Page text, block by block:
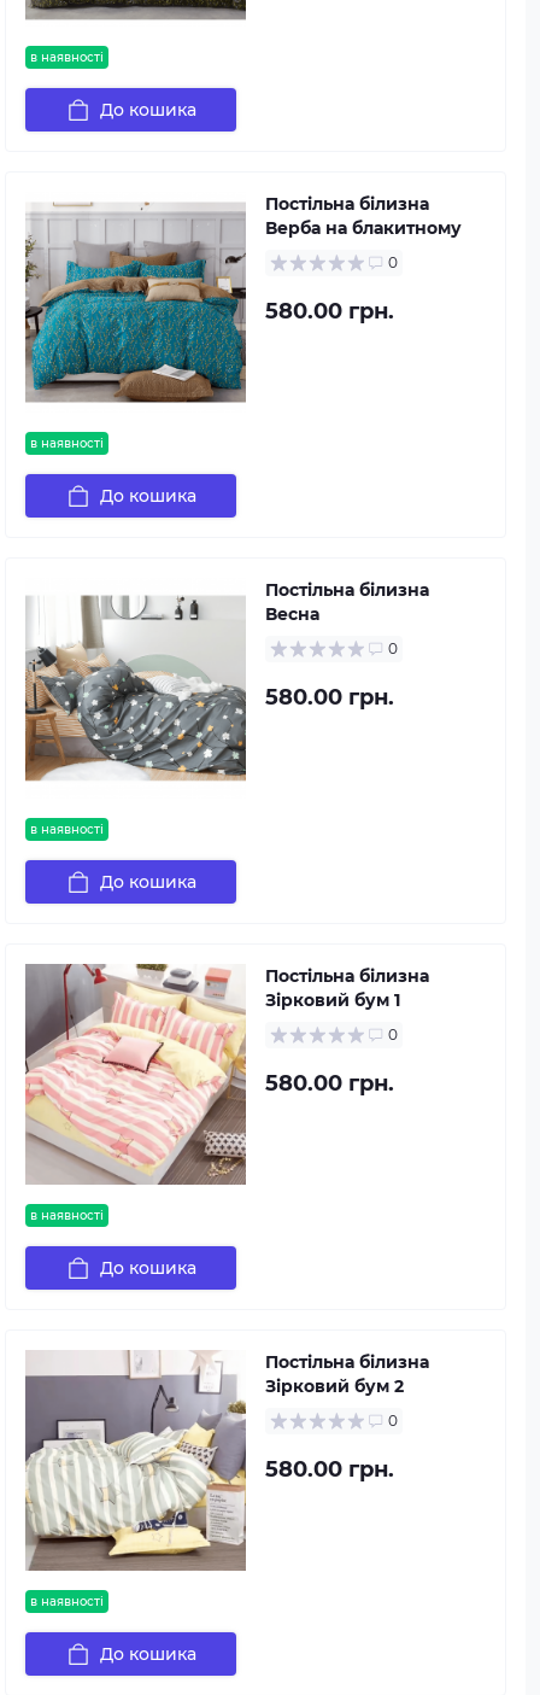
в наявності
До кошика
в наявності
Постільна білизна
Верба на блакитному
0
580.00 грн.
До кошика
в наявності
Постільна білизна
Весна
0
580.00 грн.
До кошика
в наявності
Постільна білизна
Зірковий бум 1
0
580.00 грн.
До кошика
в наявності
Постільна білизна
Зірковий бум 2
0
580.00 грн.
До кошика